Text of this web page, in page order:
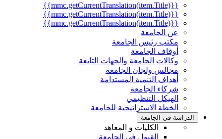
{{mmc.getCurrentTranslation(item.Title)}}
{{mmc.getCurrentTranslation(item.Title)}}
{{mmc.getCurrentTranslation(item.Title)}}
عن الجامعة
مكتب رئيس الجامعة
أوقاف الجامعة
وكالات الجامعة والجهات التابعة
مجالس ولجان الجامعة
أهداف التنمية المستدامة
شركاء الجامعة
الهيكل التنظيمي
الخطة الاستراتيجية للجامعة
الدراسة في الجامعة
الكليات و المعاهد
القبول في الجامعة